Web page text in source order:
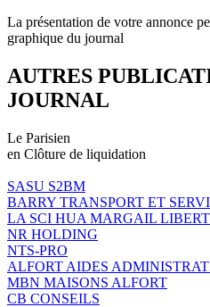
La présentation de votre annonce
graphique du journal
AUTRES
JOURNAL
Le Parisien
en Clôture de liquidation
SASU S2BM
BARRY TRANSPORT ET
LA SCI HUA MARGAIL
NR HOLDING
NTS-PRO
ALFORT AIDES
MBN MAISONS ALFORT
CB CONSEILS